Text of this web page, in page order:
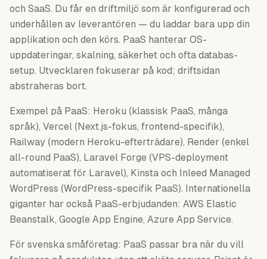
och SaaS. Du får en driftmiljö som är konfigurerad och
underhållen av leverantören — du laddar bara upp din
applikation och den körs. PaaS hanterar OS-
uppdateringar, skalning, säkerhet och ofta databas-
setup. Utvecklaren fokuserar på kod; driftsidan
abstraheras bort.
Exempel på PaaS: Heroku (klassisk PaaS, många
språk), Vercel (Next.js-fokus, frontend-specifik),
Railway (modern Heroku-efterträdare), Render (enkel
all-round PaaS), Laravel Forge (VPS-deployment
automatiserat för Laravel), Kinsta och Inleed Managed
WordPress (WordPress-specifik PaaS). Internationella
giganter har också PaaS-erbjudanden: AWS Elastic
Beanstalk, Google App Engine, Azure App Service.
För svenska småföretag: PaaS passar bra när du vill